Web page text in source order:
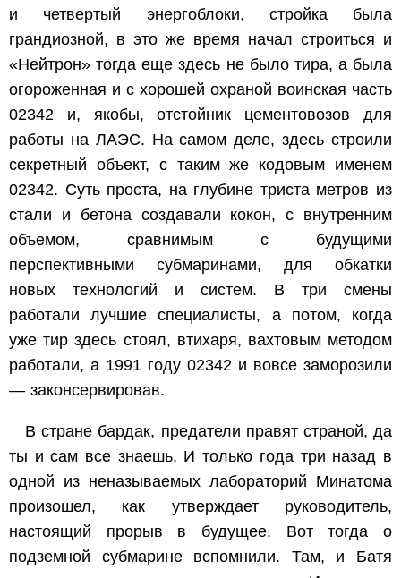
и четвертый энергоблоки, стройка была
грандиозной, в это же время начал строиться и
«Нейтрон» тогда еще здесь не было тира, а была
огороженная и с хорошей охраной воинская часть
02342 и, якобы, отстойник цементовозов для
работы на ЛАЭС. На самом деле, здесь строили
секретный объект, с таким же кодовым именем
02342. Суть проста, на глубине триста метров из
стали и бетона создавали кокон, с внутренним
объемом, сравнимым с будущими
перспективными субмаринами, для обкатки
новых технологий и систем. В три смены
работали лучшие специалисты, а потом, когда
уже тир здесь стоял, втихаря, вахтовым методом
работали, а 1991 году 02342 и вовсе заморозили
— законсервировав.
В стране бардак, предатели правят страной, да
ты и сам все знаешь. И только года три назад в
одной из неназываемых лабораторий Минатома
произошел, как утверждает руководитель,
настоящий прорыв в будущее. Вот тогда о
подземной субмарине вспомнили. Там, и Батя